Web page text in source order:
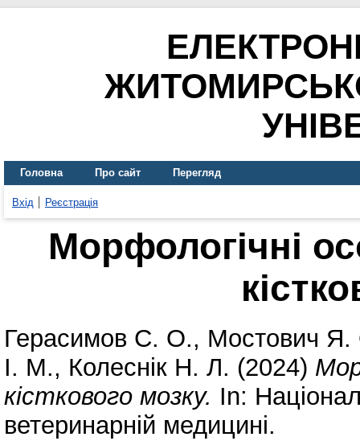
Головна Про сайт Перегляд
Вхід Реєстрація
Морфологічні
Герасимов С. О., Мостович
І. М., Колеснік Н. Л. (2024)
кісткового мозку. In:
ветеринарній медицині.